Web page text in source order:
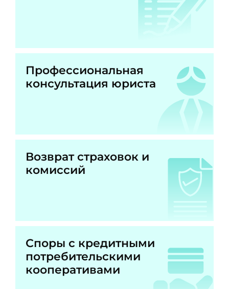
Профессиональная
консультация юриста
Возврат страховок и
комиссий
Споры с кредитными
потребительскими
кооперативами